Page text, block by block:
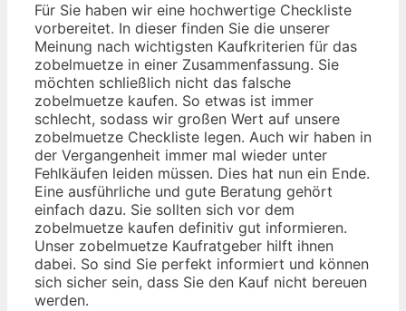
Für Sie haben wir eine hochwertige Checkliste
vorbereitet. In dieser finden Sie die unserer
Meinung nach wichtigsten Kaufkriterien für das
zobelmuetze in einer Zusammenfassung. Sie
möchten schließlich nicht das falsche
zobelmuetze kaufen. So etwas ist immer
schlecht, sodass wir großen Wert auf unsere
zobelmuetze Checkliste legen. Auch wir haben in
der Vergangenheit immer mal wieder unter
Fehlkäufen leiden müssen. Dies hat nun ein Ende.
Eine ausführliche und gute Beratung gehört
einfach dazu. Sie sollten sich vor dem
zobelmuetze kaufen definitiv gut informieren.
Unser zobelmuetze Kaufratgeber hilft ihnen
dabei. So sind Sie perfekt informiert und können
sich sicher sein, dass Sie den Kauf nicht bereuen
werden.